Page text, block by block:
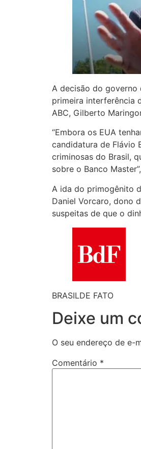
A decisão do governo
primeira interferência
ABC, Gilberto
“Embora os EUA
candidatura de Flávio
criminosas do Brasil,
sobre o Banco
A ida do primogênito
Daniel Vorcaro, dono
suspeitas de que o
BRASILDE FATO
Deixe um
O seu endereço de e-
Comentário *